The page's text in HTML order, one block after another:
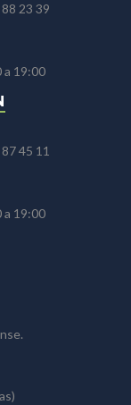
23 39
a 19:00
45 11
a 19:00